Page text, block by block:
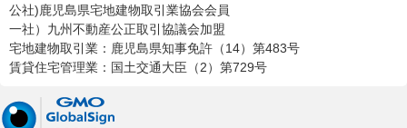
公社)鹿児島県宅地建物取引業協会会員
一社）九州不動産公正取引協議会加盟
宅地建物取引業：鹿児島県知事免許（14）第483号
賃貸住宅管理業：国土交通大臣（2）第729号